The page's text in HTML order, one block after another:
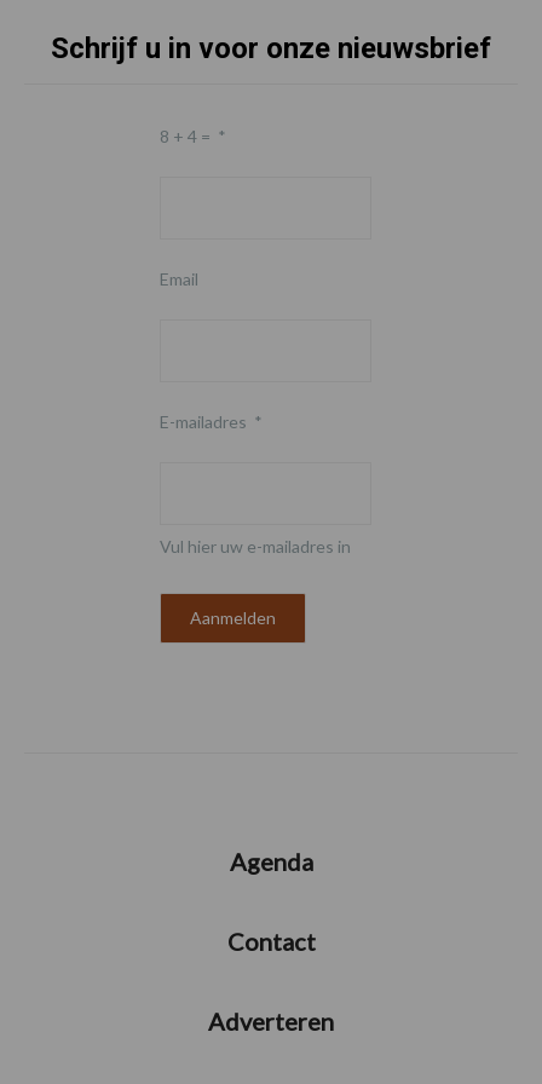
Schrijf u in voor onze nieuwsbrief
8 + 4 = *
Email
E-mailadres *
Vul hier uw e-mailadres in
Agenda
Contact
Adverteren